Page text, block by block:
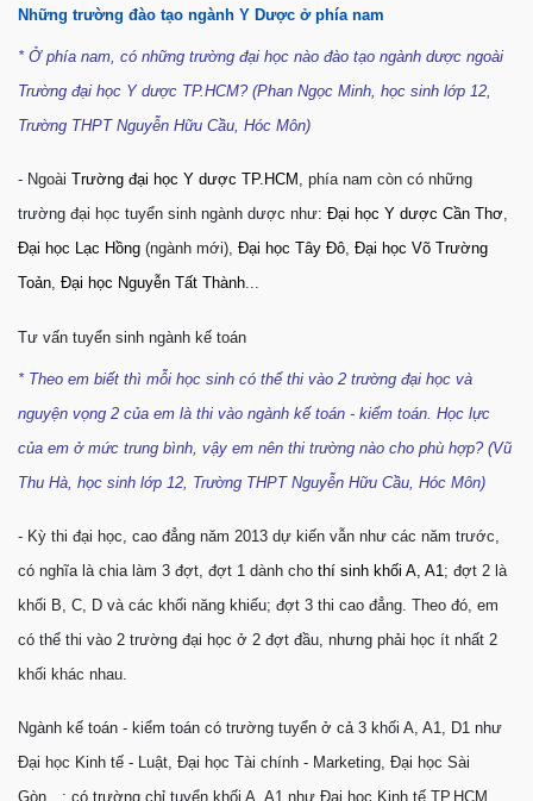
Những trường đào tạo ngành Y Dược ở phía nam
* Ở phía nam, có những trường đại học nào đào tạo ngành dược ngoài
Trường đại học Y dược TP.HCM? (Phan Ngọc Minh, học sinh lớp 12,
Trường THPT Nguyễn Hữu Cầu, Hóc Môn)
- Ngoài Trường đại học Y dược TP.HCM , phía nam còn có những
trường đại học tuyển sinh ngành dược như: Đại học Y dược Cần Thơ
Đại học Lạc Hồng (ngành mới), Đại học Tây Đô Đại học Võ Trường
Toản Đại học Nguyễn Tất Thành
Tư vấn tuyển sinh ngành kế toán
* Theo em biết thì mỗi học sinh có thể thi vào 2 trường đại học và
nguyện vọng 2 của em là thi vào ngành kế toán - kiểm toán. Học lực
của em ở mức trung bình, vậy em nên thi trường nào cho phù hợp? (Vũ
Thu Hà, học sinh lớp 12, Trường THPT Nguyễn Hữu Cầu, Hóc Môn)
- Kỳ thi đại học, cao đẳng năm 2013 dự kiến vẫn như các năm trước,
có nghĩa là chia làm 3 đợt, đợt 1 dành cho thí sinh khối A, A1 ; đợt 2 là
khối B, C, D và các khối năng khiếu; đợt 3 thi cao đẳng. Theo đó, em
có thể thi vào 2 trường đại học ở 2 đợt đầu, nhưng phải học ít nhất 2
khối khác nhau.
Ngành kế toán - kiểm toán có trường tuyển ở cả 3 khối A, A1, D1 như
Đại học Kinh tế - Luật, Đại học Tài chính - Marketing, Đại học Sài
Gòn…; có trường chỉ tuyển khối A, A1 như Đại học Kinh tế TP.HCM,